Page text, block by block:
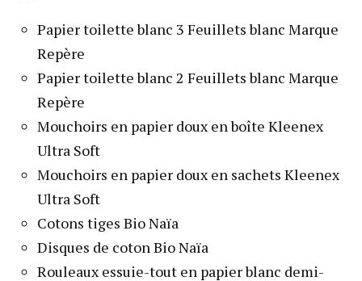
Papier toilette blanc 3 Feuillets blanc Marque
Repère
Papier toilette blanc 2 Feuillets blanc Marque
Repère
Mouchoirs en papier doux en boîte Kleenex
Ultra Soft
Mouchoirs en papier doux en sachets Kleenex
Ultra Soft
Cotons tiges Bio Naïa
Disques de coton Bio Naïa
Rouleaux essuie-tout en papier blanc demi-